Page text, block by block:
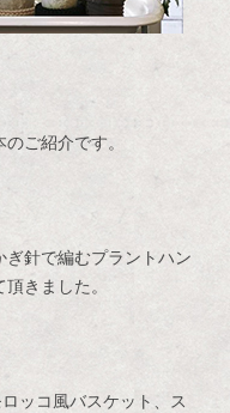
ご紹介です。
針で編むプラントハン
きました。
ッコ風バスケット、ス